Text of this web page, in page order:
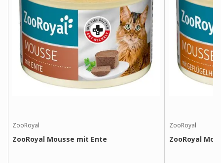
ZooRoyal
ZooRoyal Mousse mit Ente
ZooRoyal
ZooRoyal